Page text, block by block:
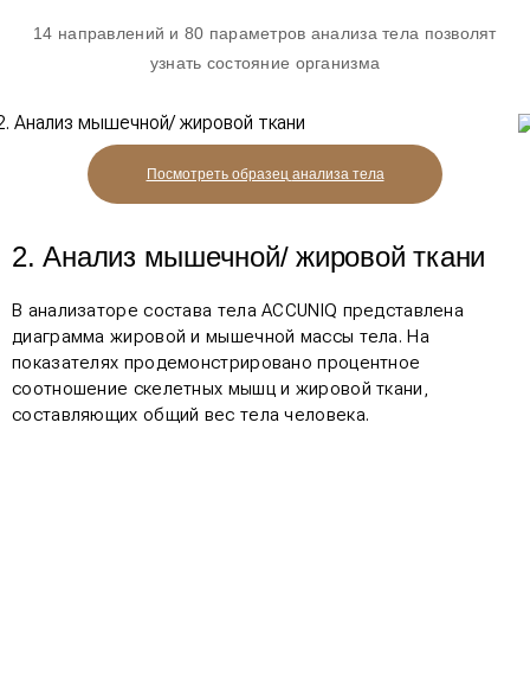
14 направлений и 80 параметров анализа тела позволят
узнать состояние организма
Посмотреть образец анализа тела
2. Анализ мышечной/ жировой ткани
В анализаторе состава тела ACCUNIQ представлена
диаграмма жировой и мышечной массы тела. На
показателях продемонстрировано процентное
соотношение скелетных мышц и жировой ткани,
составляющих общий вес тела человека.